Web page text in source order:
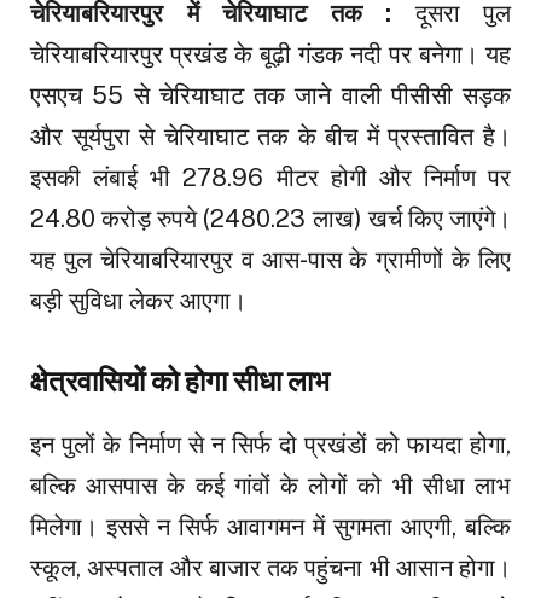
चेरियाबरियारपुर में चेरियाघाट तक : दूसरा पुल
चेरियाबरियारपुर प्रखंड के बूढ़ी गंडक नदी पर बनेगा। यह
एसएच 55 से चेरियाघाट तक जाने वाली पीसीसी सड़क
और सूर्यपुरा से चेरियाघाट तक के बीच में प्रस्तावित है।
इसकी लंबाई भी 278.96 मीटर होगी और निर्माण पर
24.80 करोड़ रुपये (2480.23 लाख) खर्च किए जाएंगे।
यह पुल चेरियाबरियारपुर व आस-पास के ग्रामीणों के लिए
बड़ी सुविधा लेकर आएगा।
क्षेत्रवासियों को होगा सीधा लाभ
इन पुलों के निर्माण से न सिर्फ दो प्रखंडों को फायदा होगा,
बल्कि आसपास के कई गांवों के लोगों को भी सीधा लाभ
मिलेगा। इससे न सिर्फ आवागमन में सुगमता आएगी, बल्कि
स्कूल, अस्पताल और बाजार तक पहुंचना भी आसान होगा।